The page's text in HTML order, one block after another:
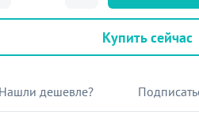
Купить сейчас
Нашли дешевле?